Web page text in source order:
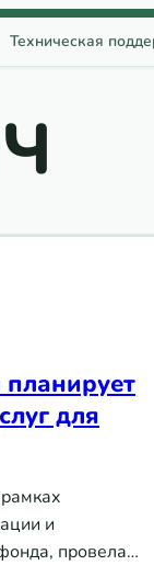
Техническая
для
и
провела